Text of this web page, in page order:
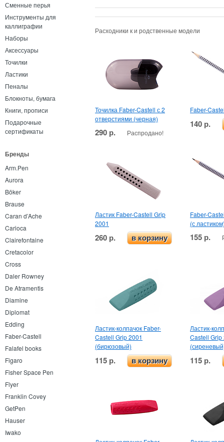
Сменные перья
Инструменты для
каллиграфии
Наборы
Аксессуары
Точилки
Ластики
Пеналы
Блокноты, бумага
Книги, прописи
Подарочные
сертификаты
Бренды
Arm.Pen
Aurora
Böker
Brause
Caran d’Ache
Carioca
Clairefontaine
Cretacolor
Cross
Daler Rowney
De Atramentis
Diamine
Diplomat
Edding
Faber-Castell
Falafel books
Figaro
Fisher Space Pen
Flyer
Franklin Covey
GetPen
Hauser
Iwako
Расходники к и родственные модели
Точилка Faber-Castell с 2
отверстиями (черная)
290 р. Распродано!
Faber-
140 р.
Ластик Faber-Castell Grip
2001
260 р. в корзину
Faber-
(с
155 р.
Ластик-колпачок Faber-
Castell Grip 2001
(бирюзовый)
115 р. в корзину
Ластик-
Castell Grip
115 р.